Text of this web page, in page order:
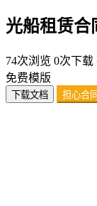
光船租赁合
74次浏览 0次下载
免费模版
下载文档 担心合